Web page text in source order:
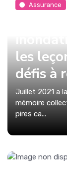
Assurance
les
défis à
Juillet 2021 a
mémoire
pires ca...